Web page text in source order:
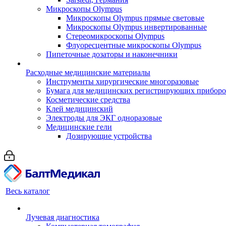
Микроскопы Olympus
Микроскопы Olympus прямые световые
Микроскопы Olympus инвертированные
Стереомикроскопы Olympus
Флуоресцентные микроскопы Olympus
Пипеточные дозаторы и наконечники
Расходные медицинские материалы
Инструменты хирургические многоразовые
Бумага для медицинских регистрирующих
Косметические средства
Клей медицинский
Электроды для ЭКГ одноразовые
Медицинские гели
Дозирующие устройства
Весь каталог
Лучевая диагностика